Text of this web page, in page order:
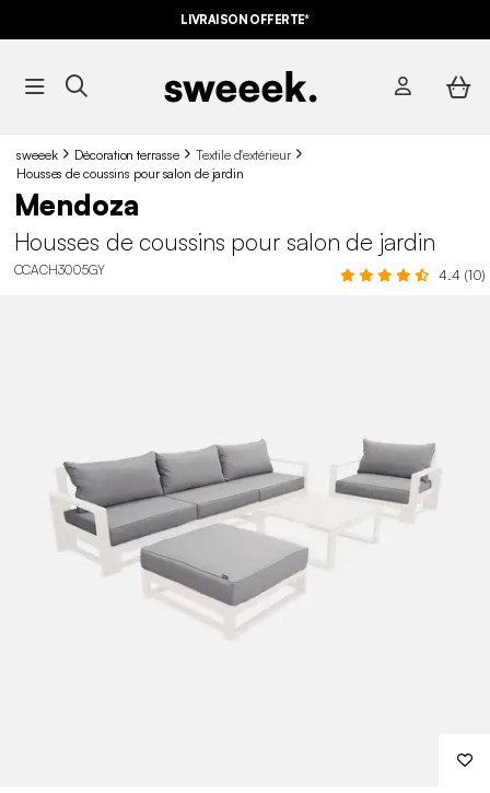
LIVRAISON OFFERTE*
sweeek Décoration terrasse
Textile d'extérieur
Housses de coussins pour salon de jardin
Mendoza
Housses de coussins pour salon de jardin
CCACH3005GY 4.4 (10)